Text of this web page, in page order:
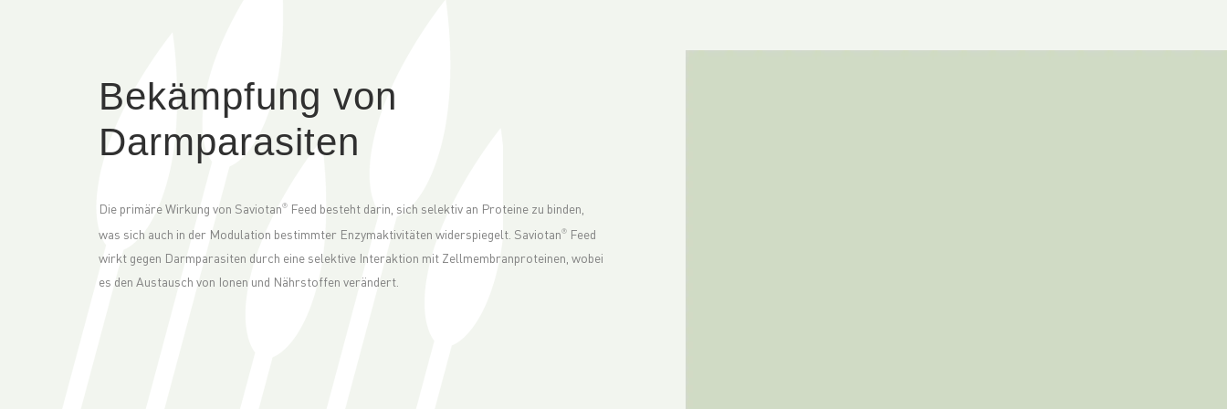
Bekämpfung von
Darmparasiten
Die primäre Wirkung von Saviotan®Feed besteht darin, sich selektiv an Proteine zu binden,
was sich auch in der Modulation bestimmter Enzymaktivitäten widerspiegelt. Saviotan®Feed
wirkt gegen Darmparasiten durch eine selektive Interaktion mit Zellmembranproteinen, wobei
es den Austausch von Ionen und Nährstoffen verändert.